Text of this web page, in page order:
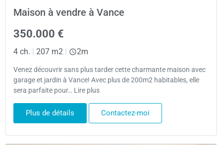
Maison à vendre à Vance
350.000 €
4 ch. | 207 m2 | 2m
Venez découvrir sans plus tarder cette charmante maison avec
garage et jardin à Vance! Avec plus de 200m2 habitables, elle
sera parfaite pour… Lire plus
Plus de détails Contactez-moi